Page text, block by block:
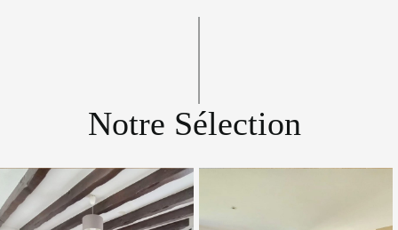
Notre Sélection